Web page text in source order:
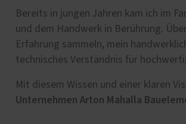
Bereits in jungen Jahren kam ich im
und dem Handwerk in Berührung.
Erfahrung sammeln, mein
technisches Verständnis für
Mit diesem Wissen und einer klaren
Unternehmen Arton Mahalla